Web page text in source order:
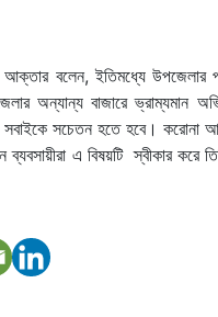
আক্তার বলেন, ইতিমধ্যে উপজেলার
অন্যান্য বাজারে ভ্রাম্যমান
সচেতন হতে হবে। করোনা
এ বিষয়টি স্বীকার করে